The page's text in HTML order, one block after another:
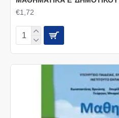
€1,72